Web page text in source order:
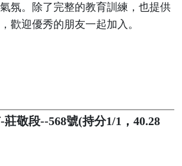
氛。除了完整的教育訓練，也提供
歡迎優秀的朋友一起加入。
敬段--568號(持分1/1，40.28